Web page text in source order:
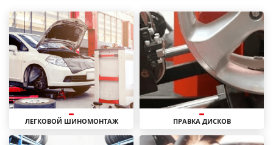
ЛЕГКОВОЙ ШИНОМОНТАЖ ПРАВКА ДИСКОВ